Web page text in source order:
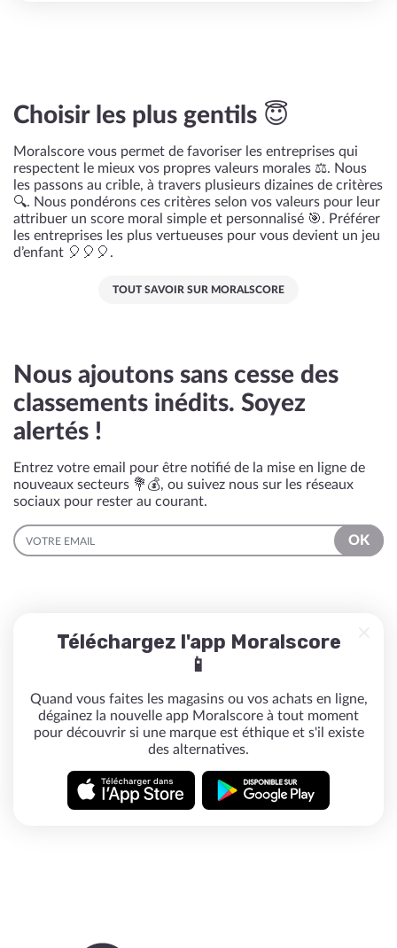
Choisir les plus gentils 😇
Moralscore vous permet de favoriser les entreprises qui
respectent le mieux vos propres valeurs morales ⚖️. Nous
les passons au crible, à travers plusieurs dizaines de critères
🔍. Nous pondérons ces critères selon vos valeurs pour leur
attribuer un score moral simple et personnalisé 🎯. Préférer
les entreprises les plus vertueuses pour vous devient un jeu
d’enfant 🎈🎈🎈.
TOUT SAVOIR SUR MORALSCORE
Nous ajoutons sans cesse des
classements inédits. Soyez
alertés !
Entrez votre email pour être notifié de la mise en ligne de
nouveaux secteurs 💐💰, ou suivez nous sur les réseaux
sociaux pour rester au courant.
EMAIL
OK
Téléchargez l'app Moralscore
📱
Quand vous faites les magasins ou vos achats en ligne,
dégainez la nouvelle app Moralscore à tout moment
pour découvrir si une marque est éthique et s'il existe
des alternatives.